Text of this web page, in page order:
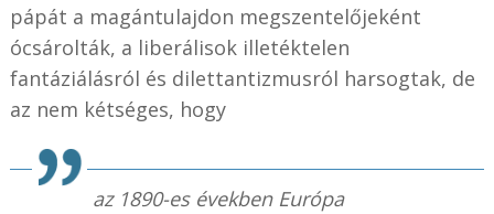
pápát a magántulajdon megszentelőjeként
ócsárolták, a liberálisok illetéktelen
fantáziálásról és dilettantizmusról harsogtak, de
az nem kétséges, hogy
az 1890-es években Európa